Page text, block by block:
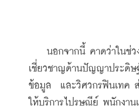
นอกจากนี้ คาดว่าในช่วง
เชี่ยวชาญด้านปัญญาประดิษ
ข้อมูล  และวิศวกรฟินเทค
ให้บริการไปรษณีย์ พนักงาน